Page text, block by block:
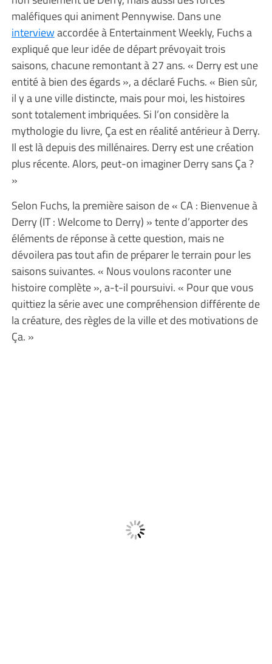
maléfiques qui animent Pennywise. Dans une
interviewaccordée à Entertainment Weekly, Fuchs a
expliqué que leur idée de départ prévoyait trois
saisons, chacune remontant à 27 ans. « Derry est une
entité à bien des égards », a déclaré Fuchs. « Bien sûr,
il y a une ville distincte, mais pour moi, les histoires
sont totalement imbriquées. Si l’on considère la
mythologie du livre, Ça est en réalité antérieur à Derry.
Il est là depuis des millénaires. Derry est une création
plus récente. Alors, peut-on imaginer Derry sans Ça ?
»
Selon Fuchs, la première saison de « CA : Bienvenue à
Derry (IT : Welcome to Derry) » tente d’apporter des
éléments de réponse à cette question, mais ne
dévoilera pas tout afin de préparer le terrain pour les
saisons suivantes. « Nous voulons raconter une
histoire complète », a-t-il poursuivi. « Pour que vous
quittiez la série avec une compréhension différente de
la créature, des règles de la ville et des motivations de
Ça. »